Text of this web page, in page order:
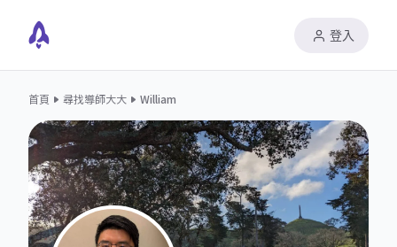
登入
首頁 尋找導師大大 William